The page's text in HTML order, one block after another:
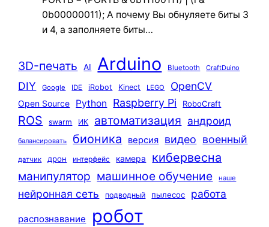
0b00000011); А почему Вы обнуляете биты 3
и 4, а заполняете биты…
3D-печать AI Arduino Bluetooth CraftDuino
DIY Google IDE iRobot Kinect LEGO OpenCV
Open Source Python Raspberry Pi RoboCraft
ROS swarm ИК автоматизация андроид
балансировать бионика версия видео военный
датчик дрон интерфейс камера кибервесна
манипулятор машинное обучение наше
нейронная сеть подводный пылесос работа
распознавание робот